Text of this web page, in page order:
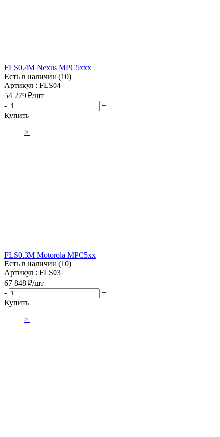
FLS0.4M Nexus MPC5xxx
Есть в наличии (10)
Артикул : FLS04
54 279 ₽/шт
-
+
Купить
>
FLS0.3M Motorola MPC5xx
Есть в наличии (10)
Артикул : FLS03
67 848 ₽/шт
-
+
Купить
>